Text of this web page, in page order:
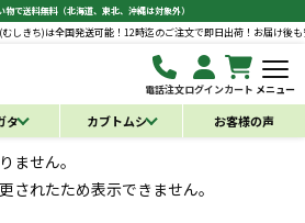
で送料無料（北海道、東北、沖縄は対象外）
ち)は全国発送可能！12時迄のご注文で即日出荷！お届け後も安
電話注文ログインカート メニュー
タ カブトムシ お客様の声
ません。
されたため表示できません。